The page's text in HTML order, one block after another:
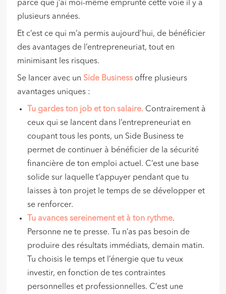
parce que j’ai moi-même emprunté cette voie il y a
plusieurs années.
Et c’est ce qui m’a permis aujourd’hui, de bénéficier
des avantages de l’entrepreneuriat, tout en
minimisant les risques.
Se lancer avec un Side Business offre plusieurs
avantages uniques :
Tu gardes ton job et ton salaire. Contrairement à
ceux qui se lancent dans l’entrepreneuriat en
coupant tous les ponts, un Side Business te
permet de continuer à bénéficier de la sécurité
financière de ton emploi actuel. C’est une base
solide sur laquelle t’appuyer pendant que tu
laisses à ton projet le temps de se développer et
se renforcer.
Tu avances sereinement et à ton rythme.
Personne ne te presse. Tu n’as pas besoin de
produire des résultats immédiats, demain matin.
Tu choisis le temps et l’énergie que tu veux
investir, en fonction de tes contraintes
personnelles et professionnelles. C’est une